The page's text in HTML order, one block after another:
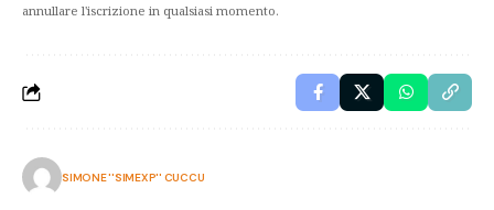
annullare l'iscrizione in qualsiasi momento.
SIMONE ''SIMEXP'' CUCCU